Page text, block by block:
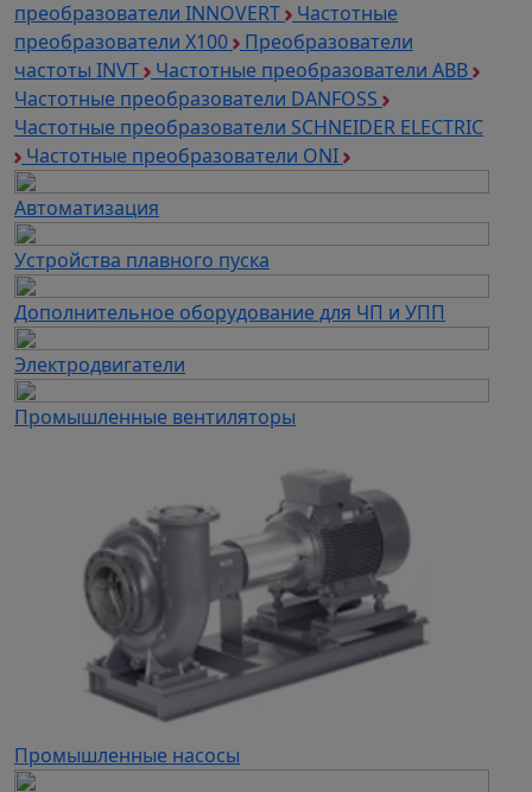
преобразователи INNOVERT
Частотные
преобразователи Х100
Преобразователи
частоты INVT
Частотные преобразователи ABB
Частотные преобразователи DANFOSS
Частотные преобразователи SCHNEIDER ELECTRIC
Частотные преобразователи ONI
Автоматизация
Устройства плавного пуска
Дополнительное оборудование для ЧП и УПП
Электродвигатели
Промышленные вентиляторы
Промышленные насосы